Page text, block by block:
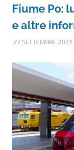
Fiume Po:
e altre
27 SETTEMBRE 2024